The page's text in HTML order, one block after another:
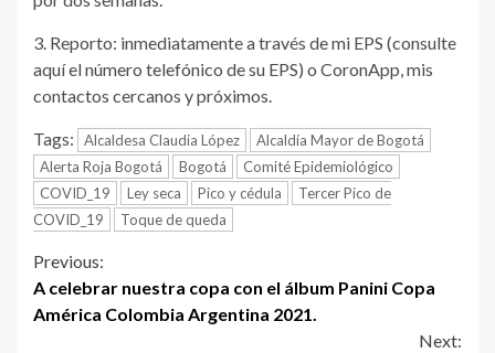
3. Reporto: inmediatamente a través de mi EPS (consulte
aquí el número telefónico de su EPS) o CoronApp, mis
contactos cercanos y próximos.
Tags: Alcaldesa Claudia López
Alcaldía Mayor de Bogotá
Alerta Roja Bogotá
Bogotá
Comité Epidemiológico
COVID_19
Ley seca Pico y cédula
Tercer Pico de
COVID_19
Toque de queda
Continue
Reading
Previous:
A celebrar nuestra copa con el álbum Panini Copa
América Colombia Argentina 2021.
Next: